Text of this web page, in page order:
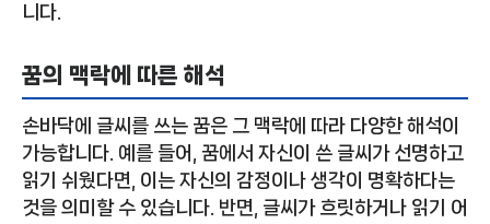
니다.
꿈의 맥락에 따른 해석
손바닥에 글씨를 쓰는 꿈은 그 맥락에 따라 다양한 해석이
가능합니다. 예를 들어, 꿈에서 자신이 쓴 글씨가 선명하고
읽기 쉬웠다면, 이는 자신의 감정이나 생각이 명확하다는
것을 의미할 수 있습니다. 반면, 글씨가 흐릿하거나 읽기 어